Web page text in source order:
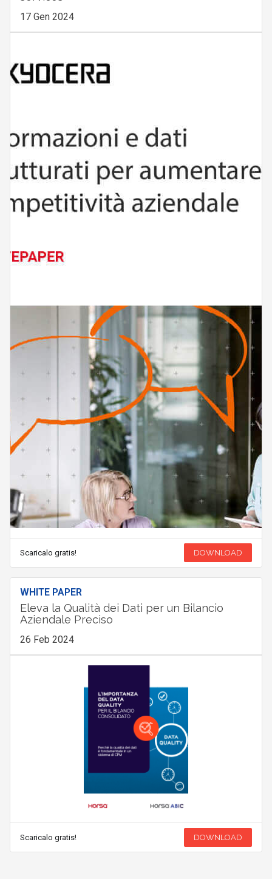
17 Gen 2024
Scaricalo gratis! DOWNLOAD
WHITE PAPER
Eleva la Qualità dei Dati per un Bilancio
Aziendale Preciso
26 Feb 2024
Scaricalo gratis! DOWNLOAD